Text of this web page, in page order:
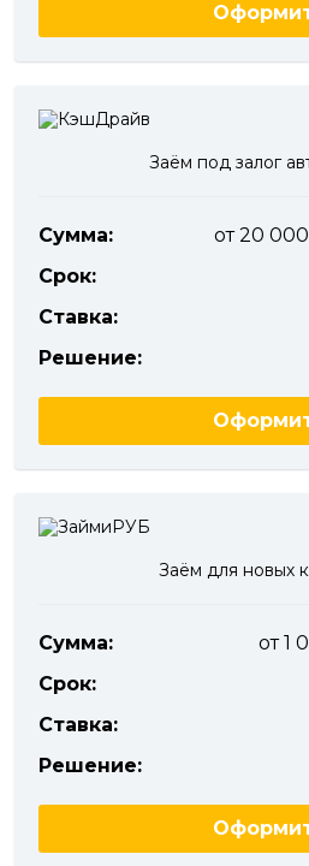
Заём под залог
Сумма:
от 20
Срок:
Ставка:
Решение:
Заём для новых
Сумма:
от 1
Срок:
Ставка:
Решение: